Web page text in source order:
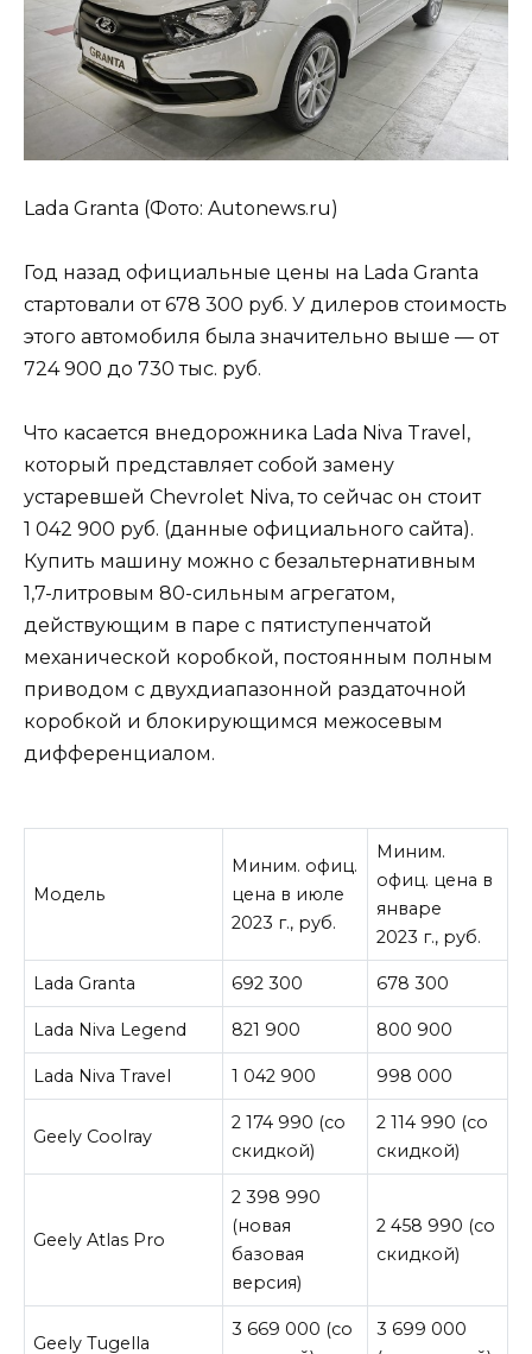
Lada Granta (Фото: Autonews.ru)
Год назад официальные цены на Lada Granta
стартовали от 678 300 руб. У дилеров стоимость
этого автомобиля была значительно выше — от
724 900 до 730 тыс. руб.
Что касается внедорожника Lada Niva Travel,
который представляет собой замену
устаревшей Chevrolet Niva, то сейчас он стоит
1 042 900 руб. (данные официального сайта).
Купить машину можно с безальтернативным
1,7-литровым 80-сильным агрегатом,
действующим в паре с пятиступенчатой
механической коробкой, постоянным полным
приводом с двухдиапазонной раздаточной
коробкой и блокирующимся межосевым
дифференциалом.
Модель
Миним. офиц.
цена в июле
2023 г., руб.
Миним.
офиц. цена в
январе
2023 г., руб.
Lada Granta 692 300 678 300
Lada Niva Legend 821 900 800 900
Lada Niva Travel 1 042 900 998 000
Geely Coolray
2 174 990 (со
скидкой)
2 114 990 (со
скидкой)
Geely Atlas Pro
2 398 990
(новая
базовая
версия)
2 458 990 (со
скидкой)
Geely Tugella
3 669 000 (со
3 699 000